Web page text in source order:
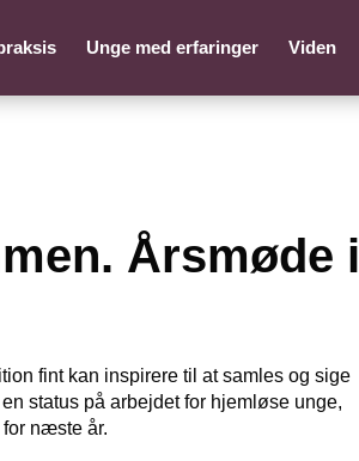
Unge med erfaringer Viden
Årsmøde i
fint kan inspirere til at samles og sige
status på arbejdet for hjemløse unge,
næste år.